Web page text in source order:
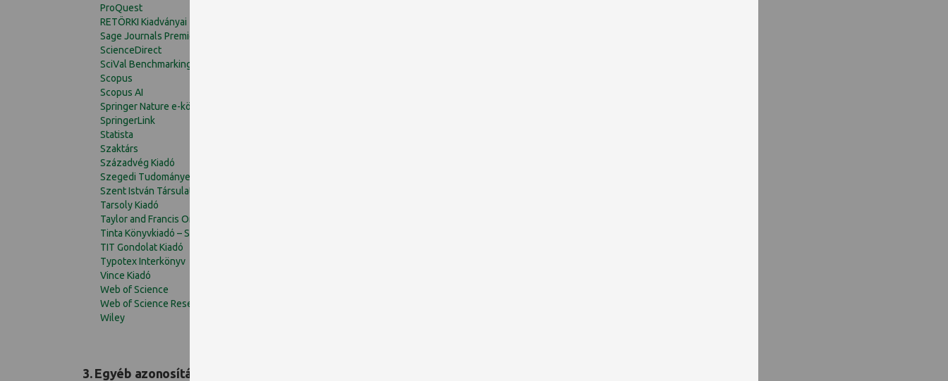
ProQuest
RETÖRKI Kiadványai
Sage Journals Premier Package
ScienceDirect
SciVal Benchmarking and Overview
Scopus
Scopus AI
Springer Nature e-könyvek
SpringerLink
Statista
Szaktárs
Századvég Kiadó
Szegedi Tudományegyetem Kiadványai
Szent István Társulat
Tarsoly Kiadó
Taylor and Francis Online
Tinta Könyvkiadó – SzakKönyvTár
TIT Gondolat Kiadó
Typotex Interkönyv
Vince Kiadó
Web of Science
Web of Science Research Assistant
Wiley
3. Egyéb azonosítási módok